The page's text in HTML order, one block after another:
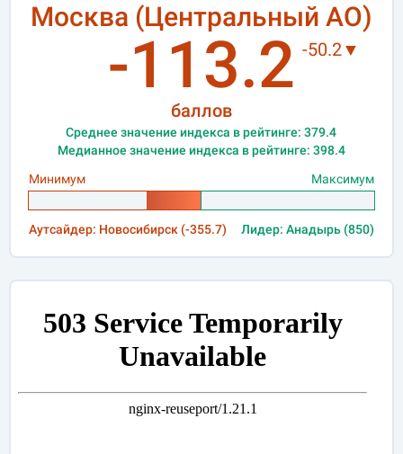
Москва (Центральный АО)
-113.2
баллов
-50.2▼
Среднее значение индекса в рейтинге: 379.4
Медианное значение индекса в рейтинге: 398.4
Минимум
Максимум
Аутсайдер: Новосибирск (-355.7) Лидер: Анадырь (850)